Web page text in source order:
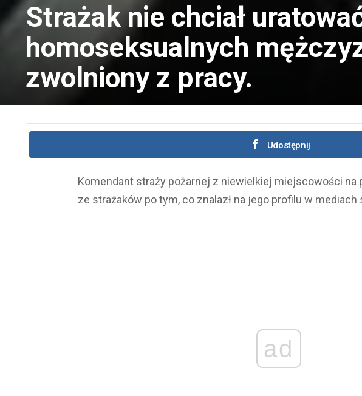
Strażak nie chciał
homoseksualnych
zwolniony z pracy.
Udostępnij
Komendant straży pożarnej z niewielkiej miejscowości na
ze strażaków po tym, co znalazł na jego profilu w
ad